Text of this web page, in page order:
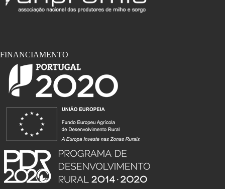
FINANCIAMENTO